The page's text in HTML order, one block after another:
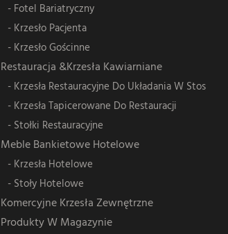
- Fotel Bariatryczny
- Krzesło Pacjenta
- Krzesło Gościnne
Restauracja &Krzesła Kawiarniane
- Krzesła Restauracyjne Do Układania W Stos
- Krzesła Tapicerowane Do Restauracji
- Stołki Restauracyjne
Meble Bankietowe Hotelowe
- Krzesła Hotelowe
- Stoły Hotelowe
Komercyjne Krzesła Zewnętrzne
Produkty W Magazynie